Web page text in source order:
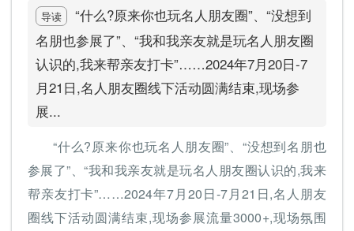
导读
“什么?原来你也玩名人朋友圈”、“没想到
名朋也参展了”、“我和我亲友就是玩名人朋友圈
认识的,我来帮亲友打卡”……2024年7月20日-7
月21日,名人朋友圈线下活动圆满结束,现场参
展...
“什么?原来你也玩名人朋友圈”、“没想到名朋也
参展了”、“我和我亲友就是玩名人朋友圈认识的,我来
帮亲友打卡”……2024年7月20日-7月21日,名人朋友
圈线下活动圆满结束,现场参展流量3000+,现场氛围